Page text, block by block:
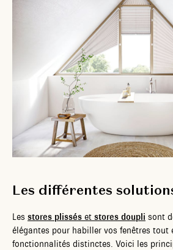
Les différentes
Les stores plissés et stores doupli sont
élégantes pour habiller vos fenêtres tout
fonctionnalités distinctes. Voici les